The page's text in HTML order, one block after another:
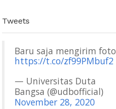
Tweets
Baru saja mengirim foto
https://t.co/zf99PMbuf2
— Universitas Duta
Bangsa (@udbofficial)
November 28, 2020